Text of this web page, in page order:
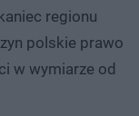
regionu
polskie prawo
w wymiarze od